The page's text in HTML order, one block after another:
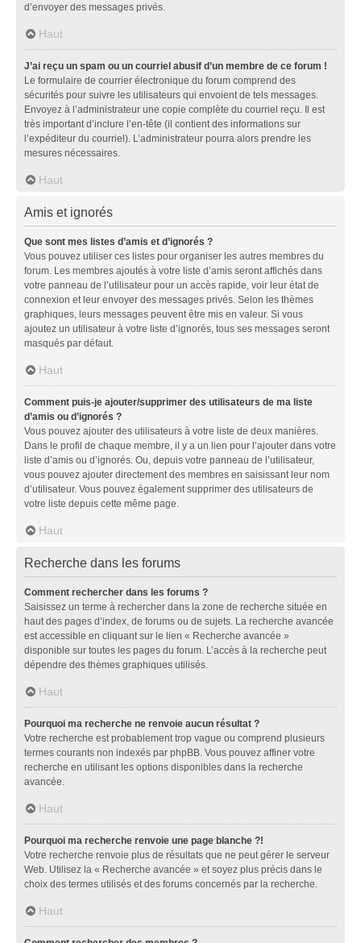
d’envoyer des messages privés.
Haut
J’ai reçu un spam ou un courriel abusif d’un membre de ce forum !
Le formulaire de courrier électronique du forum comprend des
sécurités pour suivre les utilisateurs qui envoient de tels messages.
Envoyez à l’administrateur une copie complète du courriel reçu. Il est
très important d’inclure l’en-tête (il contient des informations sur
l’expéditeur du courriel). L’administrateur pourra alors prendre les
mesures nécessaires.
Haut
Amis et ignorés
Que sont mes listes d’amis et d’ignorés ?
Vous pouvez utiliser ces listes pour organiser les autres membres du
forum. Les membres ajoutés à votre liste d’amis seront affichés dans
votre panneau de l’utilisateur pour un accès rapide, voir leur état de
connexion et leur envoyer des messages privés. Selon les thèmes
graphiques, leurs messages peuvent être mis en valeur. Si vous
ajoutez un utilisateur à votre liste d’ignorés, tous ses messages seront
masqués par défaut.
Haut
Comment puis-je ajouter/supprimer des utilisateurs de ma liste
d’amis ou d’ignorés ?
Vous pouvez ajouter des utilisateurs à votre liste de deux manières.
Dans le profil de chaque membre, il y a un lien pour l’ajouter dans votre
liste d’amis ou d’ignorés. Ou, depuis votre panneau de l’utilisateur,
vous pouvez ajouter directement des membres en saisissant leur nom
d’utilisateur. Vous pouvez également supprimer des utilisateurs de
votre liste depuis cette même page.
Haut
Recherche dans les forums
Comment rechercher dans les forums ?
Saisissez un terme à rechercher dans la zone de recherche située en
haut des pages d’index, de forums ou de sujets. La recherche avancée
est accessible en cliquant sur le lien « Recherche avancée »
disponible sur toutes les pages du forum. L’accès à la recherche peut
dépendre des thèmes graphiques utilisés.
Haut
Pourquoi ma recherche ne renvoie aucun résultat ?
Votre recherche est probablement trop vague ou comprend plusieurs
termes courants non indexés par phpBB. Vous pouvez affiner votre
recherche en utilisant les options disponibles dans la recherche
avancée.
Haut
Pourquoi ma recherche renvoie une page blanche ?!
Votre recherche renvoie plus de résultats que ne peut gérer le serveur
Web. Utilisez la « Recherche avancée » et soyez plus précis dans le
choix des termes utilisés et des forums concernés par la recherche.
Haut